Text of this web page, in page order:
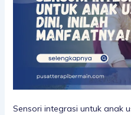
Sensori integrasi untuk anak